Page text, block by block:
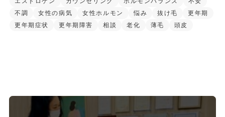
不調
女性の病気 女性ホルモン 悩み 抜け毛
更年期
更年期症状
更年期障害 相談 老化 薄毛 頭皮